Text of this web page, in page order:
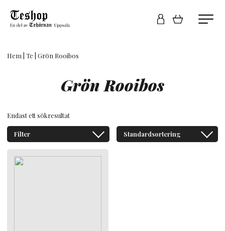
Hem Te | Grön Rooibos
Grön Rooibos
Endast ett sökresultat
Filter